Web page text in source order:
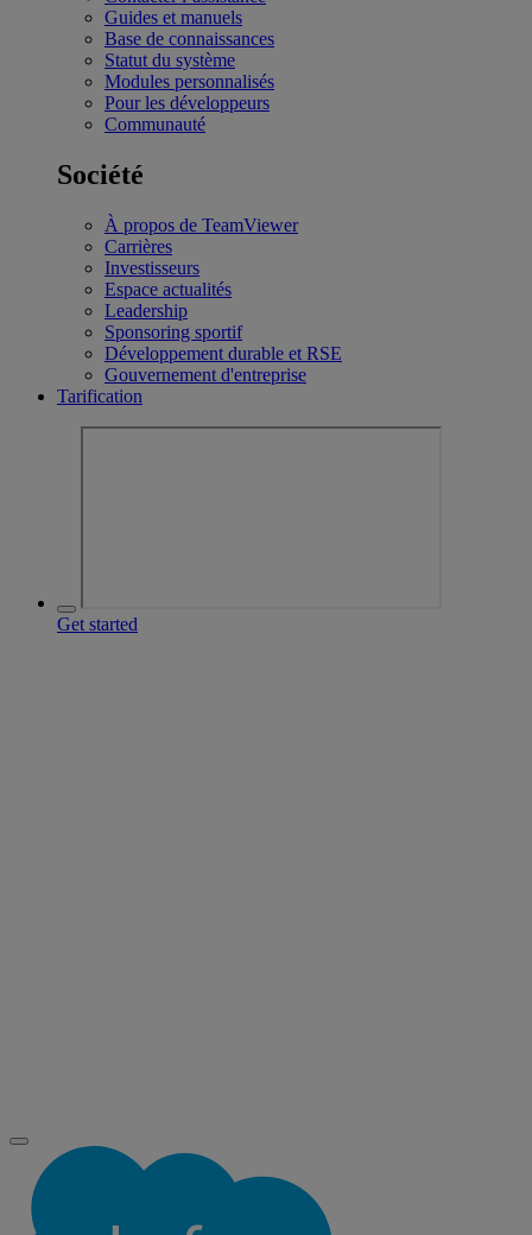
Guides et manuels
Base de connaissances
Statut du système
Modules personnalisés
Pour les développeurs
Communauté
Société
À propos de TeamViewer
Carrières
Investisseurs
Espace actualités
Leadership
Sponsoring sportif
Développement durable et RSE
Gouvernement d'entreprise
Tarification
Get started